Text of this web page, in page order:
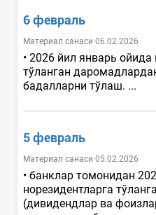
6 февраль
Материал санаси 06.02.2026
• 2026 йил январь
тўланган
бадалларни тўлаш. ...
5 февраль
Материал санаси 05.02.2026
• банклар томонидан
норезидентларга
(дивидендлар ва